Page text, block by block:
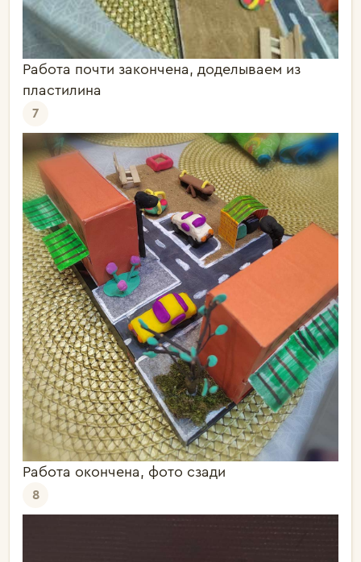
Работа почти закончена, доделываем из
пластилина
7
Работа окончена, фото сзади
8